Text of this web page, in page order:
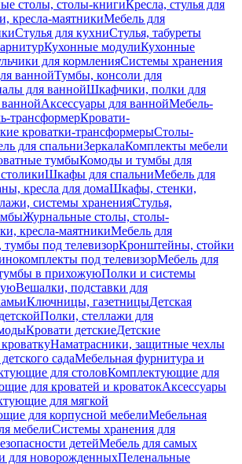
столы, столы-книгиКресла, стулья для
кресла-маятникиМебель для
Стулья для кухниСтулья, табуреты
Кухонные модулиКухонные
для кормленияСистемы хранения
ваннойТумбы, консоли для
для ваннойШкафчики, полки для
ваннойАксессуары для ваннойМебель-
трансформерКровати-
кроватки-трансформерыСтолы-
для спальниЗеркалаКомплекты мебели
тумбыКомоды и тумбы для
Шкафы для спальниМебель для
кресла для домаШкафы, стенки,
системы храненияСтулья,
Журнальные столы, столы-
кресла-маятникиМебель для
под телевизорКронштейны, стойки
под телевизорМебель для
в прихожуюПолки и системы
Вешалки, подставки для
Ключницы, газетницыДетская
Полки, стеллажи для
Кровати детскиеДетские
Наматрасники, защитные чехлы
садаМебельная фурнитура и
для столовКомплектующие для
для кроватей и кроватокАксессуары
для мягкой
для корпусной мебелиМебельная
мебелиСистемы хранения для
детейМебель для самых
для новорожденныхПеленальные